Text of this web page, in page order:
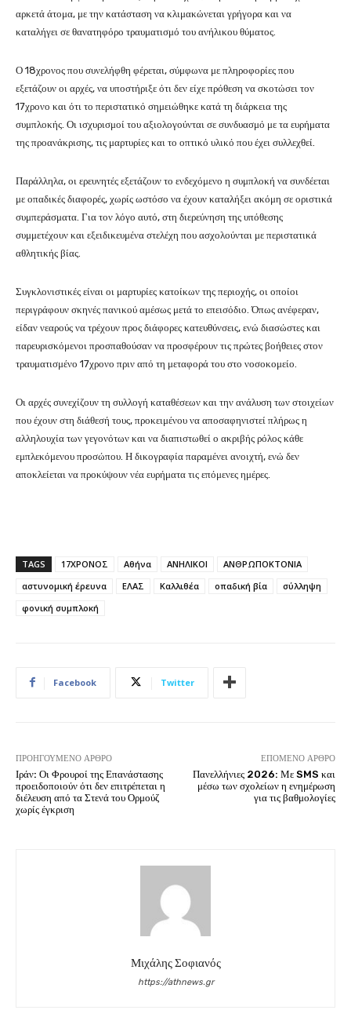
αρκετά άτομα, με την κατάσταση να κλιμακώνεται γρήγορα και να
καταλήγει σε θανατηφόρο τραυματισμό του ανήλικου θύματος.
Ο 18χρονος που συνελήφθη φέρεται, σύμφωνα με πληροφορίες που
εξετάζουν οι αρχές, να υποστήριξε ότι δεν είχε πρόθεση να σκοτώσει τον
17χρονο και ότι το περιστατικό σημειώθηκε κατά τη διάρκεια της
συμπλοκής. Οι ισχυρισμοί του αξιολογούνται σε συνδυασμό με τα ευρήματα
της προανάκρισης, τις μαρτυρίες και το οπτικό υλικό που έχει συλλεχθεί.
Παράλληλα, οι ερευνητές εξετάζουν το ενδεχόμενο η συμπλοκή να συνδέεται
με οπαδικές διαφορές, χωρίς ωστόσο να έχουν καταλήξει ακόμη σε οριστικά
συμπεράσματα. Για τον λόγο αυτό, στη διερεύνηση της υπόθεσης
συμμετέχουν και εξειδικευμένα στελέχη που ασχολούνται με περιστατικά
αθλητικής βίας.
Συγκλονιστικές είναι οι μαρτυρίες κατοίκων της περιοχής, οι οποίοι
περιγράφουν σκηνές πανικού αμέσως μετά το επεισόδιο. Όπως ανέφεραν,
είδαν νεαρούς να τρέχουν προς διάφορες κατευθύνσεις, ενώ διασώστες και
παρευρισκόμενοι προσπαθούσαν να προσφέρουν τις πρώτες βοήθειες στον
τραυματισμένο 17χρονο πριν από τη μεταφορά του στο νοσοκομείο.
Οι αρχές συνεχίζουν τη συλλογή καταθέσεων και την ανάλυση των στοιχείων
που έχουν στη διάθεσή τους, προκειμένου να αποσαφηνιστεί πλήρως η
αλληλουχία των γεγονότων και να διαπιστωθεί ο ακριβής ρόλος κάθε
εμπλεκόμενου προσώπου. Η δικογραφία παραμένει ανοιχτή, ενώ δεν
αποκλείεται να προκύψουν νέα ευρήματα τις επόμενες ημέρες.
TAGS 17ΧΡΟΝΟΣ Αθήνα ΑΝΗΛΙΚΟΙ
ΑΝΘΡΩΠΟΚΤΟΝΙΑ
αστυνομική έρευνα
ΕΛΑΣ Καλλιθέα οπαδική βία
σύλληψη
φονική συμπλοκή
Facebook Twitter
ΠΡΟΗΓΟΎΜΕΝΟ ΆΡΘΡΟ
Ιράν: Οι Φρουροί της Επανάστασης
προειδοποιούν ότι δεν επιτρέπεται η
διέλευση από τα Στενά του Ορμούζ
χωρίς έγκριση
ΕΠΌΜΕΝΟ ΆΡΘΡΟ
Πανελλήνιες 2026: Με SMS και
μέσω των σχολείων η ενημέρωση
για τις βαθμολογίες
Μιχάλης Σοφιανός
https://athnews.gr